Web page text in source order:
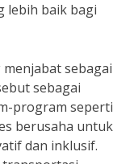
lebih baik bagi
menjabat sebagai
sebagai
program seperti
berusaha untuk
dan inklusif.